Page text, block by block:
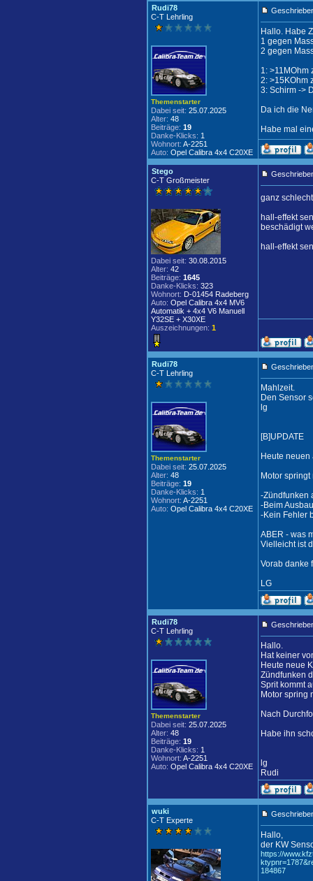
Rudi78
C-T Lehrling
Themenstarter
Dabei seit: 25.07.2025
Alter: 48
Beiträge: 19
Danke-Klicks: 1
Wohnort: A-2251
Auto: Opel Calibra 4x4 C20XE
Hallo. Habe
1 gegen
2 gegen
1: >11MOhm
2: >15KOhm
3: Schirm ->
Da ich die
Habe mal
Stego
C-T Großmeister
Dabei seit: 30.08.2015
Alter: 42
Beiträge: 1645
Danke-Klicks: 323
Wohnort: D-01454 Radeberg
Auto: Opel Calibra 4x4 MV6
Automatik + 4x4 V6 Manuell
Y32SE + X30XE
Auszeichnungen: 1
ganz
hall-effekt
beschädigt
hall-effekt
Rudi78
C-T Lehrling
Themenstarter
Dabei seit: 25.07.2025
Alter: 48
Beiträge: 19
Danke-Klicks: 1
Wohnort: A-2251
Auto: Opel Calibra 4x4 C20XE
Mahlzeit.
Den Sensor
lg
[B]UPDATE
Heute
Motor
-Zündfunken
-Beim
-Kein Fehler
ABER - was
Vielleicht ist
Vorab danke
LG
Rudi78
C-T Lehrling
Themenstarter
Dabei seit: 25.07.2025
Alter: 48
Beiträge: 19
Danke-Klicks: 1
Wohnort: A-2251
Auto: Opel Calibra 4x4 C20XE
Hallo.
Hat keiner
Heute neue
Zündfunken
Sprit kommt
Motor spring
Nach
Habe ihn
lg
Rudi
wuki
C-T Experte
Hallo,
der KW
https://
184867